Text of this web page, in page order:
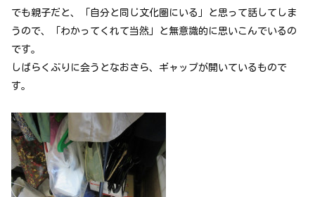
でも親子だと、「自分と同じ文化圏にいる」と思って話してしま
うので、「わかってくれて当然」と無意識的に思いこんでいるの
です。
しばらくぶりに会うとなおさら、ギャップが開いているもので
す。